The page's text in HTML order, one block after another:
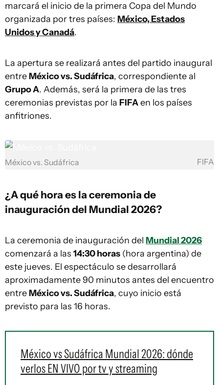
marcará el inicio de la primera Copa del Mundo
organizada por tres países: México, Estados
Unidos y Canadá.
La apertura se realizará antes del partido inaugural
entre México vs. Sudáfrica, correspondiente al
Grupo A. Además, será la primera de las tres
ceremonias previstas por la FIFAen los países
anfitriones.
México vs. Sudáfrica FIFA
¿A qué hora es la ceremonia de
inauguración del Mundial 2026?
La ceremonia de inauguración del Mundial 2026
comenzará a las 14:30 horas (hora argentina) de
este jueves. El espectáculo se desarrollará
aproximadamente 90 minutos antes del encuentro
entre México vs. Sudáfrica, cuyo inicio está
previsto para las 16 horas.
México vs Sudáfrica Mundial 2026: dónde
verlos EN VIVO por tv y streaming